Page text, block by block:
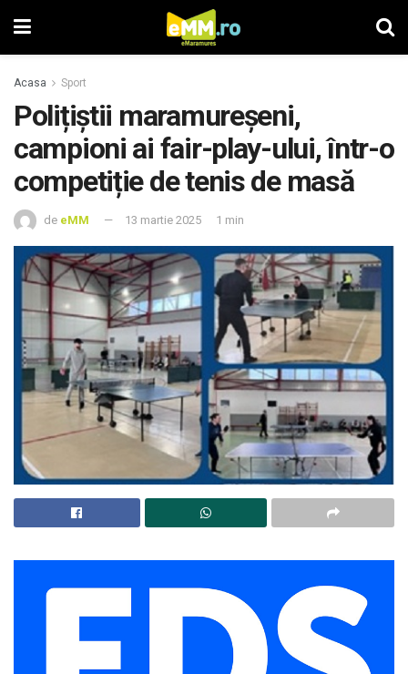
Acasa Sport
Polițiștii maramureșeni,
campioni ai fair-play-ului, într-o
competiție de tenis de masă
de eMM 13 martie 2025 1 min